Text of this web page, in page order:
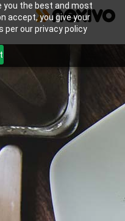
you the best and most
accept, you give your
our privacy policy.
يمكن لمخططي الأحداث
بتنسيق المخططات